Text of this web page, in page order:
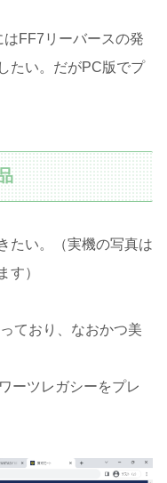
はFF7リーバースの発
たい。だがPC版でプ
たい。（実機の写真は
す）
ており、なおかつ美
ーツレガシーをプレ